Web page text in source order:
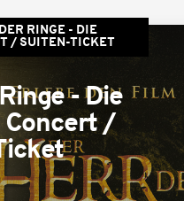
RINGE - DIE
/ SUITEN-TICKET
- Die
Concert /